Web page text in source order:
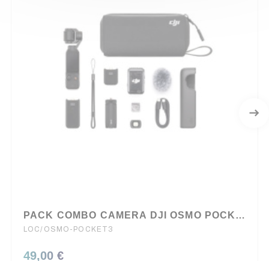
PACK COMBO CAMERA DJI OSMO POCKET3
LOC/OSMO-POCKET3
49,00 €